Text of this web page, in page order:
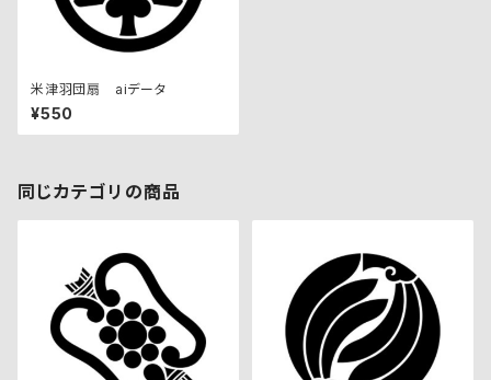
米津羽団扇 aiデータ
¥550
同じカテゴリの商品